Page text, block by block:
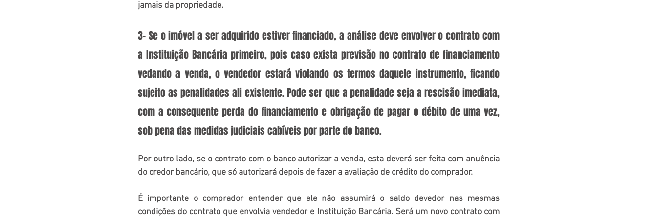
jamais da propriedade.
3- Se o imóvel a ser adquirido estiver financiado, a análise deve envolver o contrato com
a Instituição Bancária primeiro, pois caso exista previsão no contrato de financiamento
vedando a venda, o vendedor estará violando os termos daquele instrumento, ficando
sujeito as penalidades ali existente. Pode ser que a penalidade seja a rescisão imediata,
com a consequente perda do financiamento e obrigação de pagar o débito de uma vez,
sob pena das medidas judiciais cabíveis por parte do banco.
Por outro lado, se o contrato com o banco autorizar a venda, esta deverá ser feita com anuência
do credor bancário, que só autorizará depois de fazer a avaliação de crédito do comprador.
É importante o comprador entender que ele não assumirá o saldo devedor nas mesmas
condições do contrato que envolvia vendedor e Instituição Bancária. Será um novo contrato com